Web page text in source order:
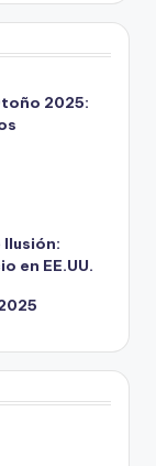
2025:
Ilusión:
en EE.UU.